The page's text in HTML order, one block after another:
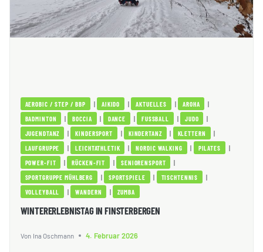
AEROBIC / STEP / BBP | AIKIDO | AKTUELLES | AROHA |
BADMINTON | BOCCIA | DANCE | FUSSBALL | JUDO |
JUGENDTANZ | KINDERSPORT | KINDERTANZ | KLETTERN |
LAUFGRUPPE | LEICHTATHLETIK | NORDIC WALKING | PILATES |
POWER-FIT | RÜCKEN-FIT | SENIORENSPORT |
SPORTGRUPPE MÜHLBERG | SPORTSPIELE | TISCHTENNIS |
VOLLEYBALL | WANDERN | ZUMBA
WINTERERLEBNISTAG IN FINSTERBERGEN
Von Ina Oschmann 4. Februar 2026